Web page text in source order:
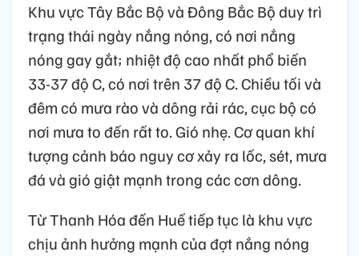
Khu vực Tây Bắc Bộ và Đông Bắc Bộ duy trì
trạng thái ngày nắng nóng, có nơi nắng
nóng gay gắt; nhiệt độ cao nhất phổ biến
33-37 độ C, có nơi trên 37 độ C. Chiều tối và
đêm có mưa rào và dông rải rác, cục bộ có
nơi mưa to đến rất to. Gió nhẹ. Cơ quan khí
tượng cảnh báo nguy cơ xảy ra lốc, sét, mưa
đá và gió giật mạnh trong các cơn dông.
Từ Thanh Hóa đến Huế tiếp tục là khu vực
chịu ảnh hưởng mạnh của đợt nắng nóng